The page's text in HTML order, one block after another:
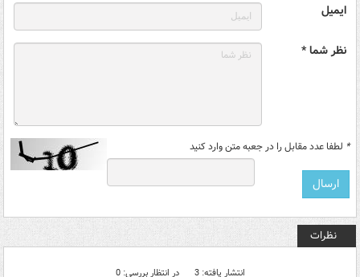
ایمیل
نظر شما *
* لطفا عدد مقابل را در جعبه متن وارد کنید
نظرات
انتشار یافته: 3 در انتظار بررسی: 0